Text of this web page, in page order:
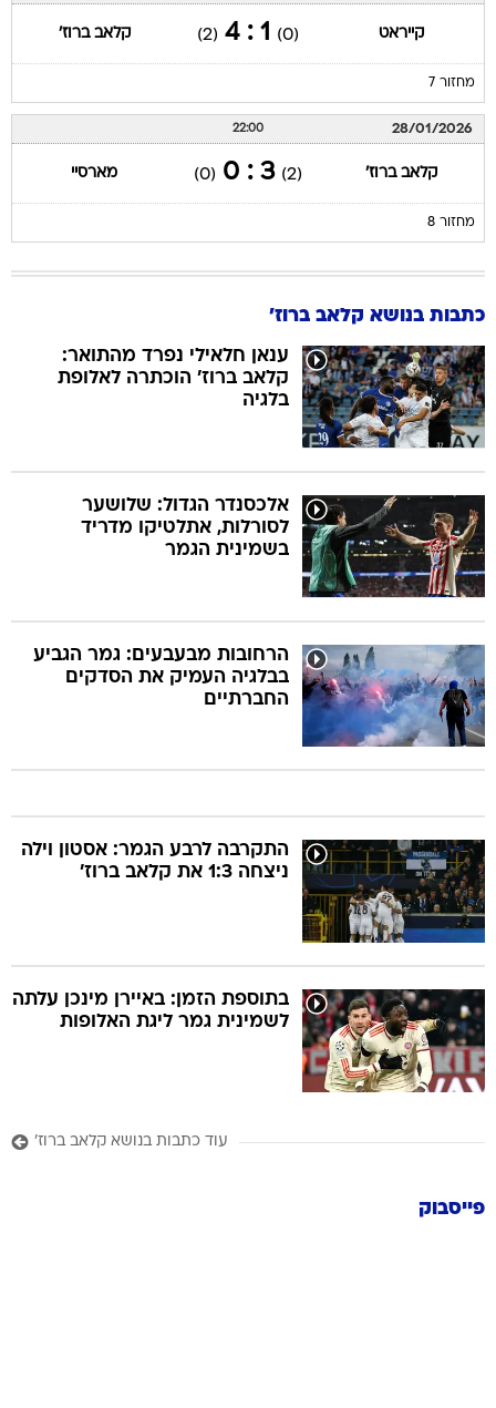
קייראט (0)
1 : 4
(2) קלאב ברוז'
מחזור 7
28/01/2026
22:00
קלאב ברוז' (2)
3 : 0
(0) מארסיי
מחזור 8
כתבות בנושא קלאב ברוז'
ענאן חלאילי נפרד מהתואר:
קלאב ברוז' הוכתרה לאלופת
בלגיה
אלכסנדר הגדול: שלושער
לסורלות, אתלטיקו מדריד
בשמינית הגמר
הרחובות מבעבעים: גמר הגביע
בבלגיה העמיק את הסדקים
החברתיים
התקרבה לרבע הגמר: אסטון וילה
ניצחה 1:3 את קלאב ברוז'
בתוספת הזמן: באיירן מינכן עלתה
לשמינית גמר ליגת האלופות
עוד כתבות בנושא קלאב ברוז'
פייסבוק